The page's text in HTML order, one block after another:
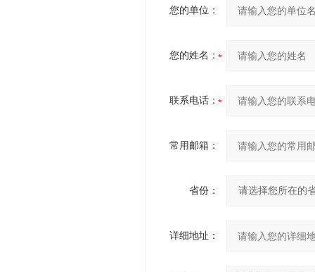
您的单位：
您的姓名：
联系电话：
常用邮箱：
省份：
详细地址：